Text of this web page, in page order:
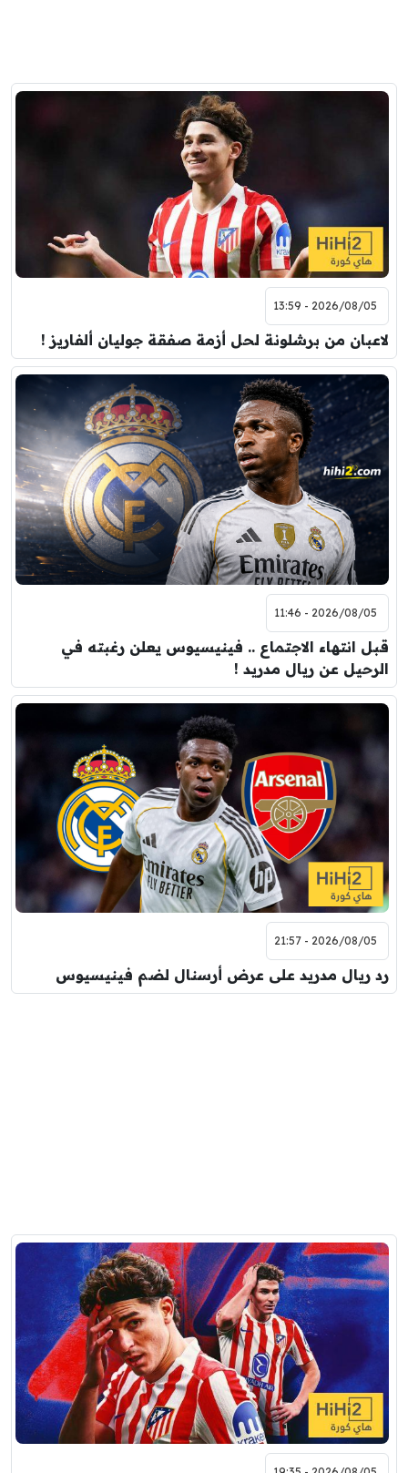
2026/08/05 - 13:59
لاعبان من برشلونة لحل أزمة صفقة جوليان ألفاريز !
2026/08/05 - 11:46
قبل انتهاء الاجتماع .. فينيسيوس يعلن رغبته في
الرحيل عن ريال مدريد !
2026/08/05 - 21:57
رد ريال مدريد على عرض أرسنال لضم فينيسيوس